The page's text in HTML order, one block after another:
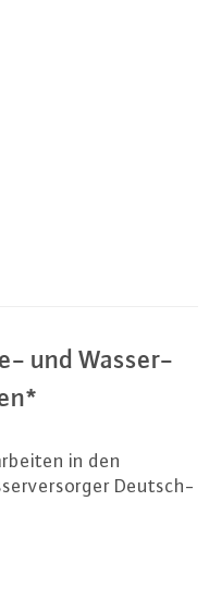
und Was­ser­
in den
Deutsch­